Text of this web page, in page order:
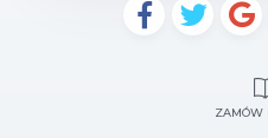
ZAMÓW